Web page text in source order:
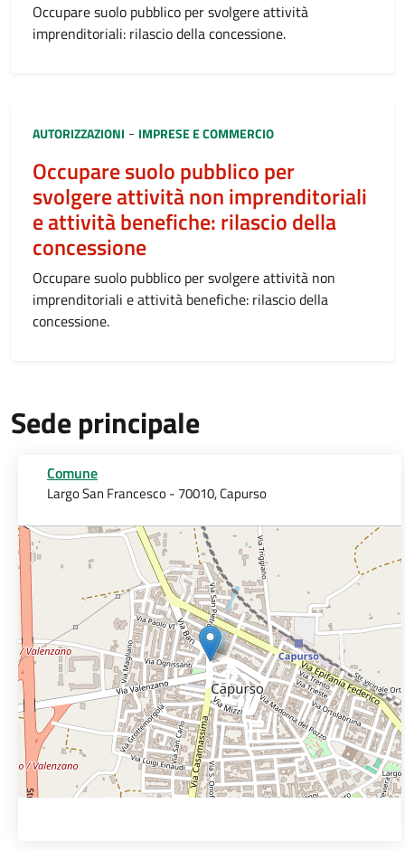
Occupare suolo pubblico per svolgere attività
imprenditoriali: rilascio della concessione.
Categoria:
AUTORIZZAZIONI - IMPRESE E COMMERCIO
Occupare suolo pubblico per
svolgere attività non imprenditoriali
e attività benefiche: rilascio della
concessione
Occupare suolo pubblico per svolgere attività non
imprenditoriali e attività benefiche: rilascio della
concessione.
Sede principale
Comune
Largo San Francesco - 70010, Capurso